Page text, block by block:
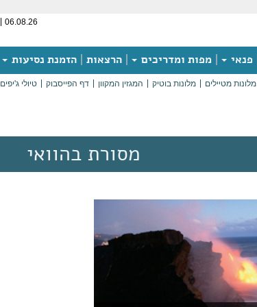
06.08.26
פנאי מפות ומדריכים הרצאות הזמנת נסיעות
מלונות מטיילים מלונות בוטיק המגזין המקוון דף הפייסבוק טיולי ג'יפים
מסורת בהוואי